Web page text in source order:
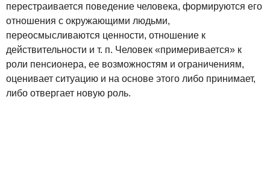
перестраивается поведение человека, формируются его
отношения с окружающими людьми,
переосмысливаются ценности, отношение к
действительности и т. п. Человек «примеривается» к
роли пенсионера, ее возможностям и ограничениям,
оценивает ситуацию и на основе этого либо принимает,
либо отвергает новую роль.